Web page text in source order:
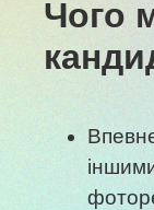
Чого